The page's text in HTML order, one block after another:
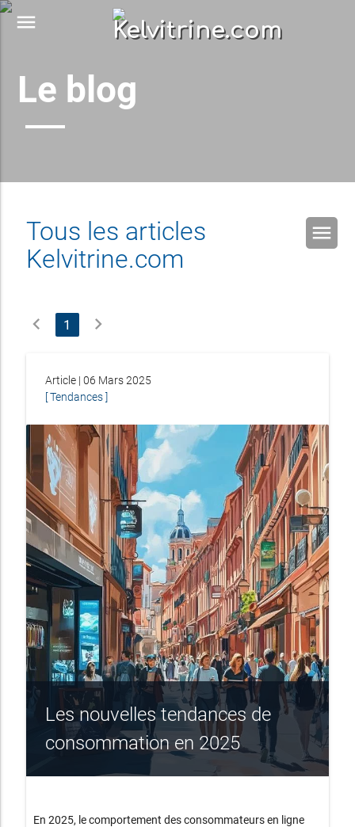
menu
Le blog
Tous les articles
Kelvitrine.com
menu
chevron_left 1 chevron_right
Article | 06 Mars 2025
[ Tendances ]
Les nouvelles tendances de
consommation en 2025
En 2025, le comportement des consommateurs en ligne